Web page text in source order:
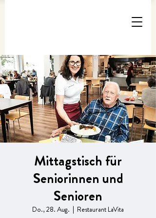
Mittagstisch für
Seniorinnen und
Senioren
Do., 28. Aug.
  |
Restaurant LaVita